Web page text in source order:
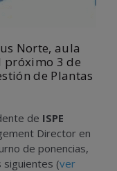
Norte, aula
próximo 3 de
de Plantas
de ISPE
Director en
de ponencias,
siguientes (ver